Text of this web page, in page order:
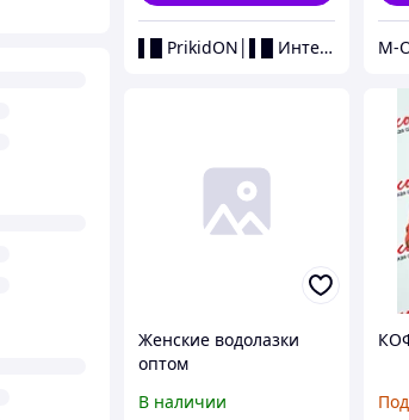
▌█ PrikidON│▌█ Интернет-Магазин-МОДНОЙ ОДЕЖДЫ М-
Женские водолазки
оптом
В наличии